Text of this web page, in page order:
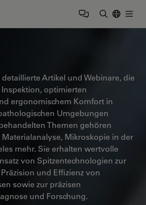
Logo
Artikel und Webinare, die
optimierten
ergonomischem Komfort in
Umgebungen
Themen gehören
Mikroskopie in der
mehr. Sie erhalten wertvolle
von Spitzentechnologien zur
und Effizienz von
sowie zur präzisen
und Forschung.